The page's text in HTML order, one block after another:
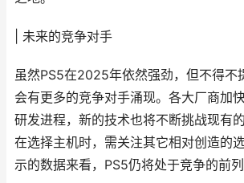
| 未来的竞争对手
虽然PS5在2025年依然强劲，但不得不
会有更多的竞争对手涌现。各大厂商加
研发进程，新的技术也将不断挑战现有
在选择主机时，需关注其它相对创造的
示的数据来看，PS5仍将处于竞争的前列